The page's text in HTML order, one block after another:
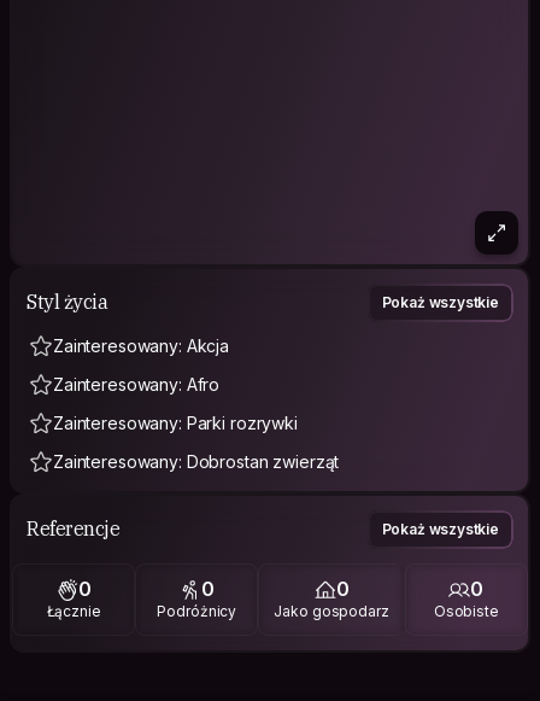
Styl życia Pokaż wszystkie
Zainteresowany: Akcja
Zainteresowany: Afro
Zainteresowany: Parki rozrywki
Zainteresowany: Dobrostan zwierząt
Referencje Pokaż wszystkie
0
Łącznie
0
Podróżnicy
0
Jako gospodarz
0
Osobiste